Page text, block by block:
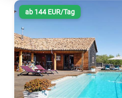
ab 144 EUR/Tag